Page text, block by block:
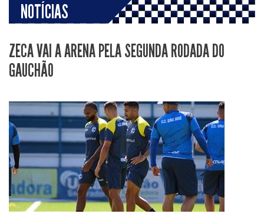
NOTÍCIAS
ZECA VAI A ARENA PELA SEGUNDA RODADA DO
GAUCHÃO